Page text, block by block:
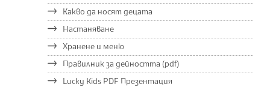
Какво да носят децата
Настаняване
Хранене и меню
Правилник за дейността (pdf)
Lucky Kids PDF Презентация